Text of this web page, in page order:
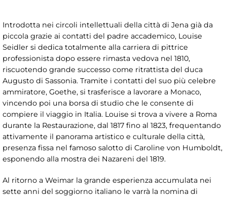
Introdotta nei circoli intellettuali della città di Jena già da
piccola grazie ai contatti del padre accademico, Louise
Seidler si dedica totalmente alla carriera di pittrice
professionista dopo essere rimasta vedova nel 1810,
riscuotendo grande successo come ritrattista del duca
Augusto di Sassonia. Tramite i contatti del suo più celebre
ammiratore, Goethe, si trasferisce a lavorare a Monaco,
vincendo poi una borsa di studio che le consente di
compiere il viaggio in Italia. Louise si trova a vivere a Roma
durante la Restaurazione, dal 1817 fino al 1823, frequentando
attivamente il panorama artistico e culturale della città,
presenza fissa nel famoso salotto di Caroline von Humboldt,
esponendo alla mostra dei Nazareni del 1819.
Al ritorno a Weimar la grande esperienza accumulata nei
sette anni del soggiorno italiano le varrà la nomina di